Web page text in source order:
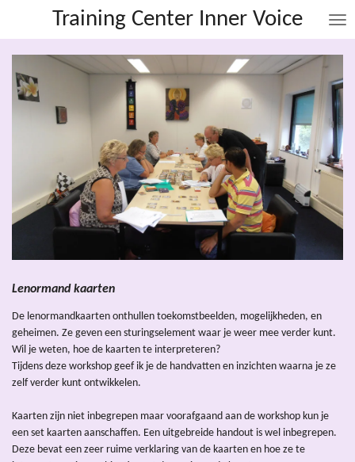
hoofdinhoud
Training Center Inner Voice
Lenormand kaarten
De lenormandkaarten onthullen toekomstbeelden, mogelijkheden, en
geheimen. Ze geven een sturingselement waar je weer mee verder kunt.
Wil je weten, hoe de kaarten te interpreteren?
Tijdens deze workshop geef ik je de handvatten en inzichten waarna je ze
zelf verder kunt ontwikkelen.
Kaarten zijn niet inbegrepen maar voorafgaand aan de workshop kun je
een set kaarten aanschaffen. Een uitgebreide handout is wel inbegrepen.
Deze bevat een zeer ruime verklaring van de kaarten en hoe ze te